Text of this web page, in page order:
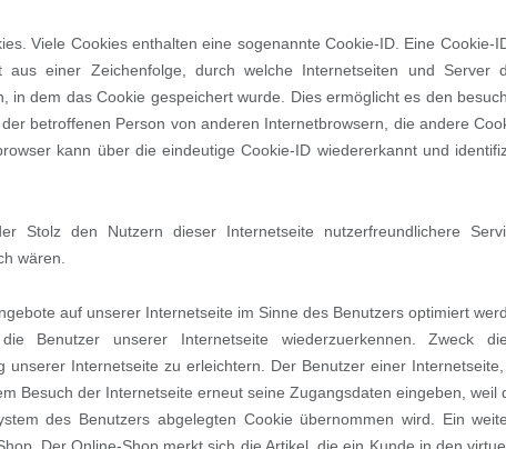
Viele Cookies enthalten eine sogenannte Cookie-ID. Eine Cookie-
einer Zeichenfolge, durch welche Internetseiten und Server
in dem das Cookie gespeichert wurde. Dies ermöglicht es den
betroffenen Person von anderen Internetbrowsern, die andere
kann über die eindeutige Cookie-ID wiedererkannt und
Stolz den Nutzern dieser Internetseite nutzerfreundlichere
wären.
auf unserer Internetseite im Sinne des Benutzers optimiert
Benutzer unserer Internetseite wiederzuerkennen. Zweck
Internetseite zu erleichtern. Der Benutzer einer
Besuch der Internetseite erneut seine Zugangsdaten eingeben, weil
des Benutzers abgelegten Cookie übernommen wird. Ein